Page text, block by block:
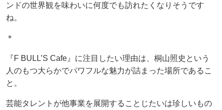
ンドの世界観を味わいに何度でも訪れたくなりそうです
ね。
＊
『F BULL’S Cafe』に注目したい理由は、桐山照史という
人のもつ大らかでパワフルな魅力が詰まった場所であるこ
と。
芸能タレントが他事業を展開することじたいは珍しいもの